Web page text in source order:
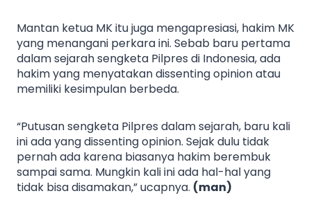
Mantan ketua MK itu juga mengapresiasi, hakim MK
yang menangani perkara ini. Sebab baru pertama
dalam sejarah sengketa Pilpres di Indonesia, ada
hakim yang menyatakan dissenting opinion atau
memiliki kesimpulan berbeda.
“Putusan sengketa Pilpres dalam sejarah, baru kali
ini ada yang dissenting opinion. Sejak dulu tidak
pernah ada karena biasanya hakim berembuk
sampai sama. Mungkin kali ini ada hal-hal yang
tidak bisa disamakan,” ucapnya. (man)